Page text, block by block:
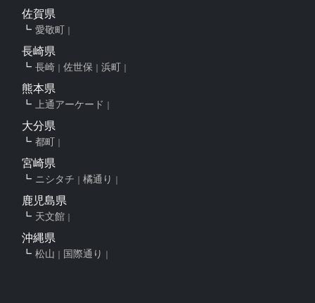
佐賀県
愛敬町
長崎県
長崎 佐世保 浜町
熊本県
上通アーケード
大分県
都町
宮崎県
ニシタチ 橘通り
鹿児島県
天文館
沖縄県
松山 国際通り